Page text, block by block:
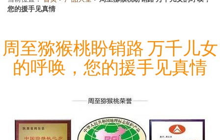
您的援手见真情
周至猕猴桃盼销路 万千儿女
的呼唤，您的援手见真情